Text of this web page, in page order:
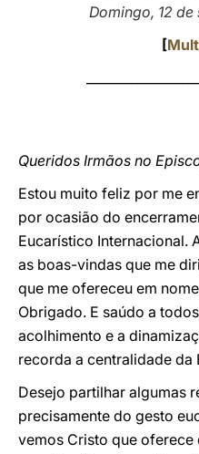
Domingo, 12
[
Queridos Irmãos no
Estou muito feliz por me
por ocasião do
Eucarístico Internacional.
as boas-vindas que me
que me ofereceu em
Obrigado. E saúdo a
acolhimento e a
recorda a centralidade da
Desejo partilhar algumas
precisamente do gesto
vemos Cristo que oferece